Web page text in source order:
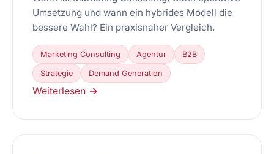
Umsetzung und wann ein hybrides Modell die
bessere Wahl? Ein praxisnaher Vergleich.
Marketing Consulting Agentur B2B
Strategie Demand Generation
Weiterlesen →